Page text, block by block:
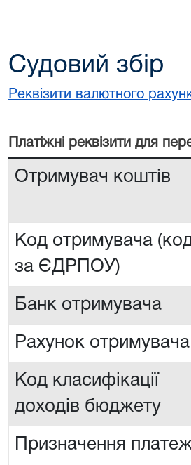
Судовий збір
Реквізити валютного
Платiжнi реквiзити для
Отримувач коштів
Код отримувача
за ЄДРПОУ)
Банк отримувача
Рахунок отримувача
Код класифікації
доходів бюджету
Призначення